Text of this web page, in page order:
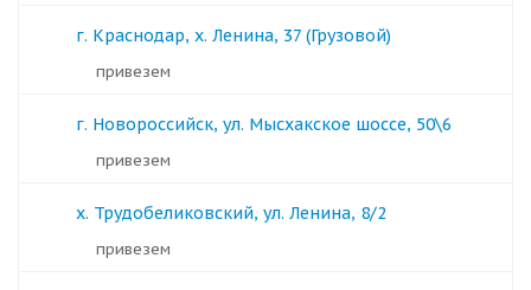
г. Краснодар, х. Ленина, 37 (Грузовой)
Привезем
г. Новороссийск, ул. Мысхакское шоссе, 50\6
Привезем
х. Трудобеликовский, ул. Ленина, 8/2
Привезем